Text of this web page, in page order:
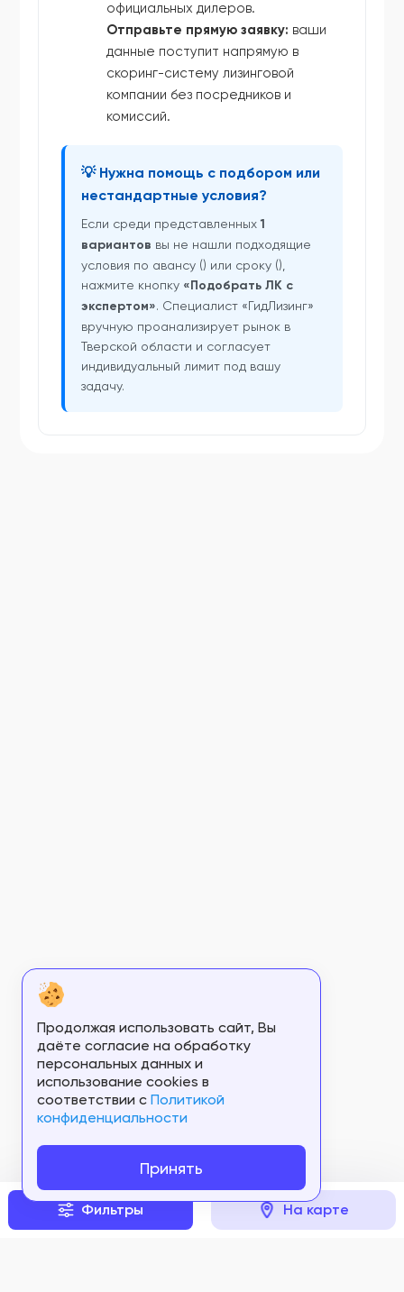
Фильтры На карте
официальных дилеров.
Отправьте прямую заявку: ваши
данные поступит напрямую в
скоринг-систему лизинговой
компании без посредников и
комиссий.
💡 Нужна помощь с подбором или
нестандартные условия?
Если среди представленных1
вариантов вы не нашли подходящие
условия по авансу () или сроку (),
нажмите кнопку «Подобрать ЛК с
экспертом». Специалист «ГидЛизинг»
вручную проанализирует рынок в
Тверской области и согласует
индивидуальный лимит под вашу
задачу.
Продолжая использовать сайт, Вы
даёте согласие на обработку
персональных данных и
использование cookies в
соответствии c Политикой
конфиденциальности
Принять